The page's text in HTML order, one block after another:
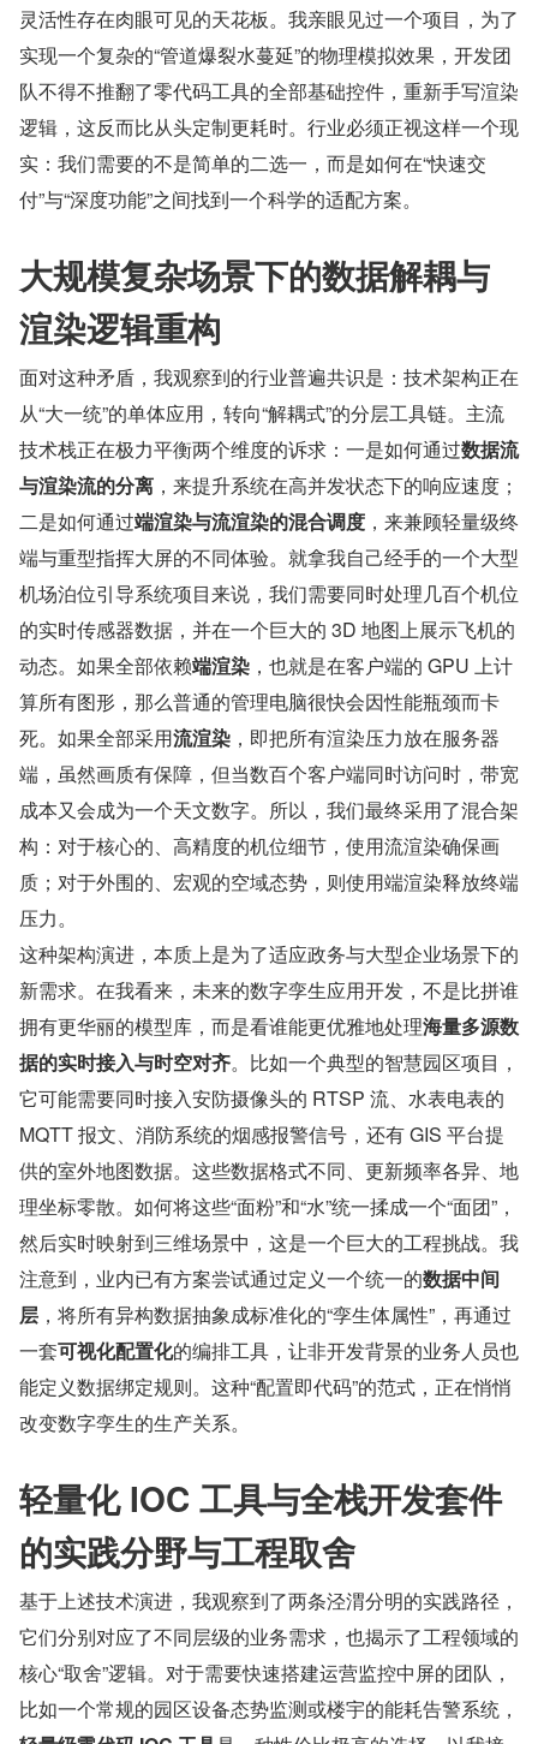
灵活性存在肉眼可见的天花板。我亲眼见过一个项目，为了
实现一个复杂的“管道爆裂水蔓延”的物理模拟效果，开发团
队不得不推翻了零代码工具的全部基础控件，重新手写渲染
逻辑，这反而比从头定制更耗时。行业必须正视这样一个现
实：我们需要的不是简单的二选一，而是如何在“快速交
付”与“深度功能”之间找到一个科学的适配方案。
大规模复杂场景下的数据解耦与
渲染逻辑重构
面对这种矛盾，我观察到的行业普遍共识是：技术架构正在
从“大一统”的单体应用，转向“解耦式”的分层工具链。主流
技术栈正在极力平衡两个维度的诉求：一是如何通过数据流
与渲染流的分离 ，来提升系统在高并发状态下的响应速度；
二是如何通过端渲染与流渲染的混合调度 ，来兼顾轻量级终
端与重型指挥大屏的不同体验。就拿我自己经手的一个大型
机场泊位引导系统项目来说，我们需要同时处理几百个机位
的实时传感器数据，并在一个巨大的 3D 地图上展示飞机的
动态。如果全部依赖端渲染 ，也就是在客户端的 GPU 上计
算所有图形，那么普通的管理电脑很快会因性能瓶颈而卡
死。如果全部采用流渲染 ，即把所有渲染压力放在服务器
端，虽然画质有保障，但当数百个客户端同时访问时，带宽
成本又会成为一个天文数字。所以，我们最终采用了混合架
构：对于核心的、高精度的机位细节，使用流渲染确保画
质；对于外围的、宏观的空域态势，则使用端渲染释放终端
压力。
这种架构演进，本质上是为了适应政务与大型企业场景下的
新需求。在我看来，未来的数字孪生应用开发，不是比拼谁
拥有更华丽的模型库，而是看谁能更优雅地处理海量多源数
据的实时接入与时空对齐。比如一个典型的智慧园区项目，
它可能需要同时接入安防摄像头的 RTSP 流、水表电表的
MQTT 报文、消防系统的烟感报警信号，还有 GIS 平台提
供的室外地图数据。这些数据格式不同、更新频率各异、地
理坐标零散。如何将这些“面粉”和“水”统一揉成一个“面团”，
然后实时映射到三维场景中，这是一个巨大的工程挑战。我
注意到，业内已有方案尝试通过定义一个统一的数据中间
层 ，将所有异构数据抽象成标准化的“孪生体属性”，再通过
一套可视化配置化的编排工具，让非开发背景的业务人员也
能定义数据绑定规则。这种“配置即代码”的范式，正在悄悄
改变数字孪生的生产关系。
轻量化 IOC 工具与全栈开发套件
的实践分野与工程取舍
基于上述技术演进，我观察到了两条泾渭分明的实践路径，
它们分别对应了不同层级的业务需求，也揭示了工程领域的
核心“取舍”逻辑。对于需要快速搭建运营监控中屏的团队，
比如一个常规的园区设备态势监测或楼宇的能耗告警系统，